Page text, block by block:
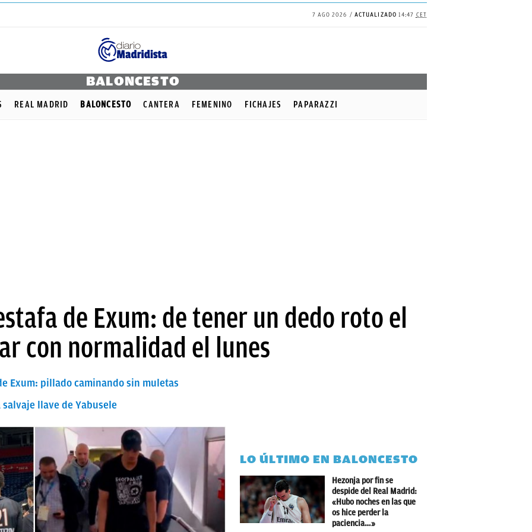
7 AGO 2026 ACTUALIZADO 14:47 CET
BALONCESTO
REAL MADRID BALONCESTO CANTERA FEMENINO FICHAJES PAPARAZZI
de Exum: de tener un dedo roto el
con normalidad el lunes
Exum: pillado caminando sin muletas
llave de Yabusele
LO ÚLTIMO EN BALONCESTO
Hezonja por fin se
despide del Real Madrid:
«Hubo noches en las que
os hice perder la
paciencia…»